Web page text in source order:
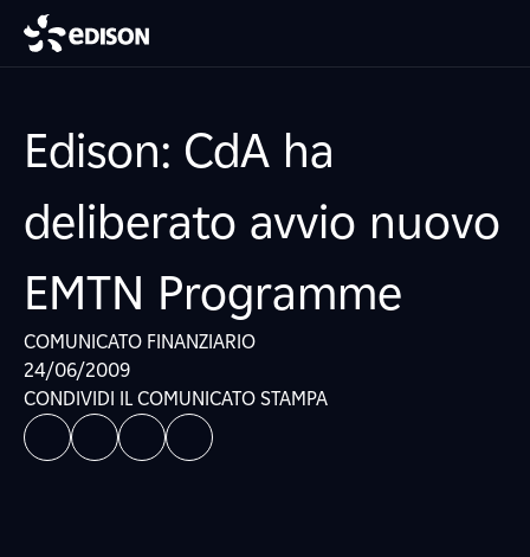
Edison: CdA ha
deliberato avvio nuovo
EMTN Programme
COMUNICATO FINANZIARIO
24/06/2009
CONDIVIDI IL COMUNICATO STAMPA